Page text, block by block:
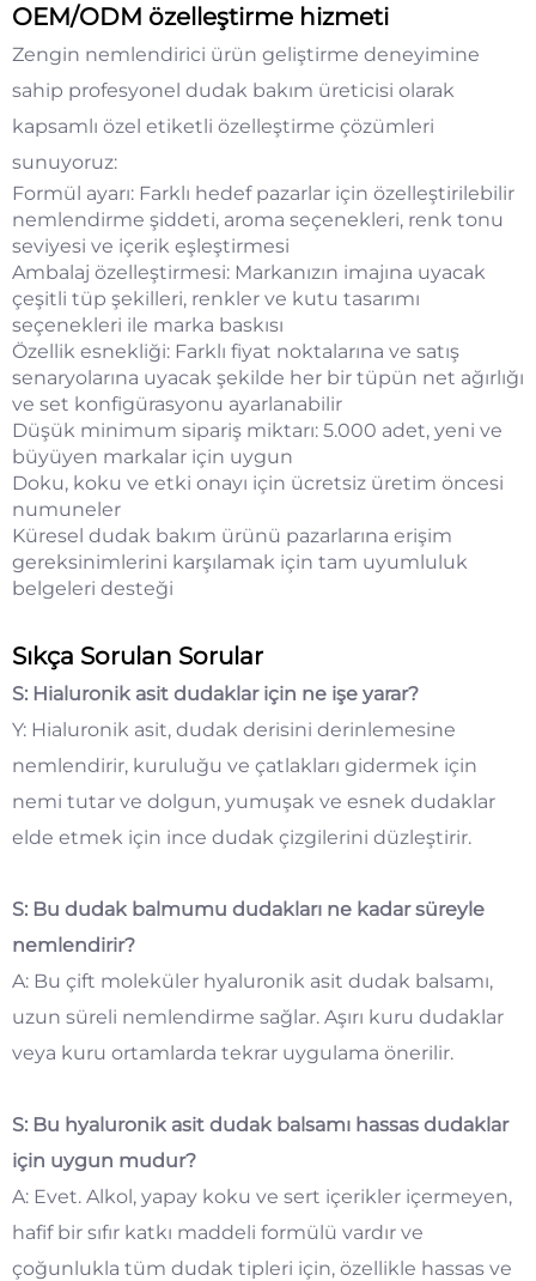
OEM/ODM özelleştirme hizmeti
Zengin nemlendirici ürün geliştirme deneyimine
sahip profesyonel dudak bakım üreticisi olarak
kapsamlı özel etiketli özelleştirme çözümleri
sunuyoruz:
Formül ayarı: Farklı hedef pazarlar için özelleştirilebilir
nemlendirme şiddeti, aroma seçenekleri, renk tonu
seviyesi ve içerik eşleştirmesi
Ambalaj özelleştirmesi: Markanızın imajına uyacak
çeşitli tüp şekilleri, renkler ve kutu tasarımı
seçenekleri ile marka baskısı
Özellik esnekliği: Farklı fiyat noktalarına ve satış
senaryolarına uyacak şekilde her bir tüpün net ağırlığı
ve set konfigürasyonu ayarlanabilir
Düşük minimum sipariş miktarı: 5.000 adet, yeni ve
büyüyen markalar için uygun
Doku, koku ve etki onayı için ücretsiz üretim öncesi
numuneler
Küresel dudak bakım ürünü pazarlarına erişim
gereksinimlerini karşılamak için tam uyumluluk
belgeleri desteği
Sıkça Sorulan Sorular
S: Hialuronik asit dudaklar için ne işe yarar?
Y: Hialuronik asit, dudak derisini derinlemesine
nemlendirir, kuruluğu ve çatlakları gidermek için
nemi tutar ve dolgun, yumuşak ve esnek dudaklar
elde etmek için ince dudak çizgilerini düzleştirir.
S: Bu dudak balmumu dudakları ne kadar süreyle
nemlendirir?
A: Bu çift moleküler hyaluronik asit dudak balsamı,
uzun süreli nemlendirme sağlar. Aşırı kuru dudaklar
veya kuru ortamlarda tekrar uygulama önerilir.
S: Bu hyaluronik asit dudak balsamı hassas dudaklar
için uygun mudur?
A: Evet. Alkol, yapay koku ve sert içerikler içermeyen,
hafif bir sıfır katkı maddeli formülü vardır ve
çoğunlukla tüm dudak tipleri için, özellikle hassas ve